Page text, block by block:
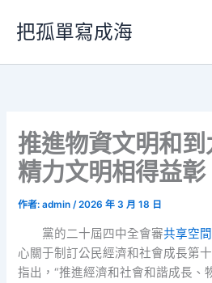
要
把孤單寫成海
推進物資文明和
精力文明相得益彰
作者:admin/2026 年 3 月 18 日
黨的二十屆四中全會審共享空間
心關于制訂公民經濟和社會成長第
指出，“推進經濟和社會和諧成長、